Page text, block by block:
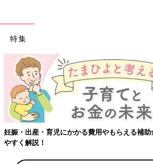
特集
【ワクチン接種できるものも】妊婦の感染症対